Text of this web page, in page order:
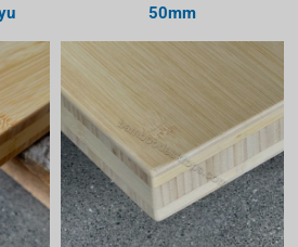
50mm